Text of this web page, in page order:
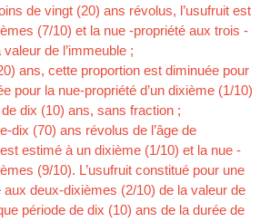
de vingt (20) ans révolus, l’usufruit est
(7/10) et la nue -propriété aux trois -
de l’immeuble ;
ans, cette proportion est diminuée pour
pour la nue-propriété d’un dixième (1/10)
dix (10) ans, sans fraction ;
dix (70) ans révolus de l’âge de
est estimé à un dixième (1/10) et la nue -
(9/10). L’usufruit constitué pour une
deux-dixièmes (2/10) de la valeur de
période de dix (10) ans de la durée de